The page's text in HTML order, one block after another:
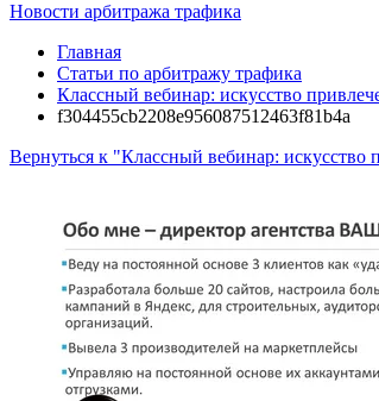
Новости арбитража трафика
Главная
Статьи по арбитражу трафика
Классный вебинар: искусство
f304455cb2208e956087512463f81b4a
Вернуться к "Классный вебинар: искусство